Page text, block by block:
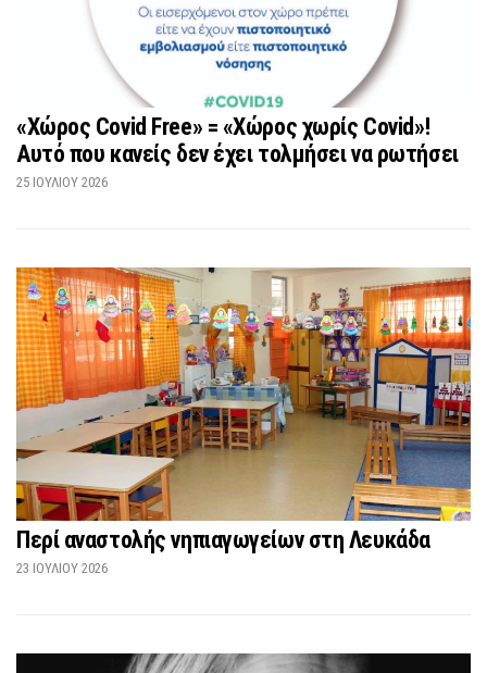
«Χώρος Covid Free» = «Χώρος χωρίς Covid»!
Αυτό που κανείς δεν έχει τολμήσει να ρωτήσει
25 ΙΟΥΛΊΟΥ 2026
Περί αναστολής νηπιαγωγείων στη Λευκάδα
23 ΙΟΥΛΊΟΥ 2026